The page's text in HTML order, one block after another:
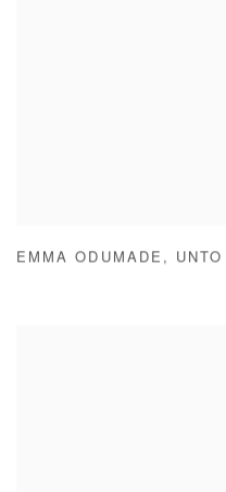
EMMA ODUMADE ,